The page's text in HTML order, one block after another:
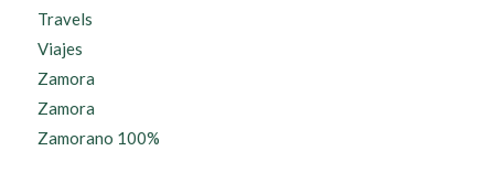
Travels
Viajes
Zamora
Zamora
Zamorano 100%